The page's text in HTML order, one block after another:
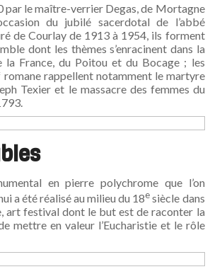
par le maître-verrier Degas, de Mortagne
du jubilé sacerdotal de l’abbé
de Courlay de 1913 à 1954, ils forment
dont les thèmes s’enracinent dans la
la France, du Poitou et du Bocage ; les
romane rappellent notamment le martyre
Texier et le massacre des femmes du
en pierre polychrome que l’on
a été réalisé au milieu du 18esiècle dans
art festival dont le but est de raconter la
mettre en valeur l’Eucharistie et le rôle